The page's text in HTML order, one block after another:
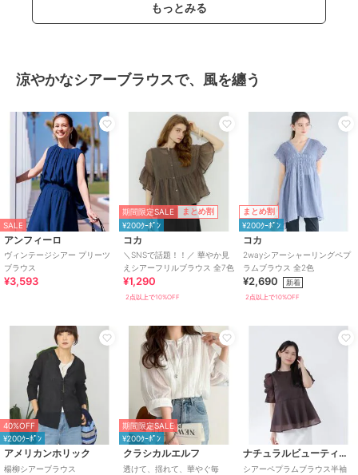
もっとみる
涼やかなシアーブラウスで、風を纏う
SALE
アンフィーロ
ヴィンテージシアー プリーツ
ブラウス
¥3,593
期間限定SALE まとめ割
¥200ｸｰﾎﾟﾝ
コカ
＼SNSで話題！！／ 華やか見
えシアーフリルブラウス 全7色
¥1,290
2点以上で10%OFF
まとめ割
¥200ｸｰﾎﾟﾝ
コカ
2wayシアーシャーリングペプ
ラムブラウス 全2色
¥2,690 新着
2点以上で10%OFF
40%OFF
¥200ｸｰﾎﾟﾝ
アメリカンホリック
楊柳シアーブラウス
期間限定SALE
¥200ｸｰﾎﾟﾝ
クラシカルエルフ
透けて、揺れて、華やぐ毎
ナチュラルビューティーベーシック
シアーペプラムブラウス半袖